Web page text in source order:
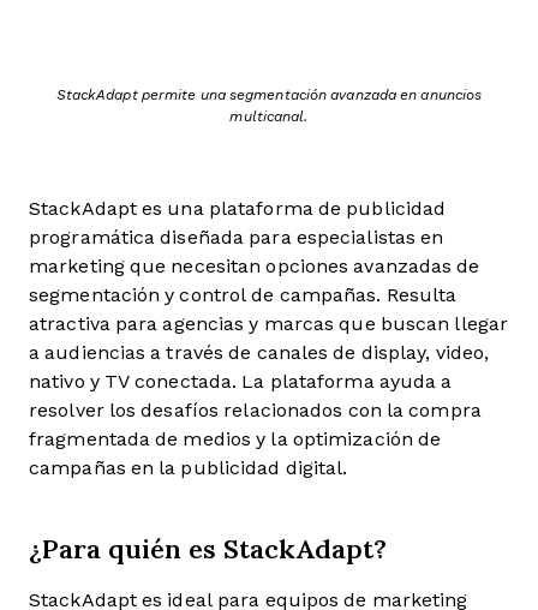
StackAdapt permite una segmentación avanzada en anuncios
multicanal.
StackAdapt es una plataforma de publicidad
programática diseñada para especialistas en
marketing que necesitan opciones avanzadas de
segmentación y control de campañas. Resulta
atractiva para agencias y marcas que buscan llegar
a audiencias a través de canales de display, video,
nativo y TV conectada. La plataforma ayuda a
resolver los desafíos relacionados con la compra
fragmentada de medios y la optimización de
campañas en la publicidad digital.
¿Para quién es StackAdapt?
StackAdapt es ideal para equipos de marketing